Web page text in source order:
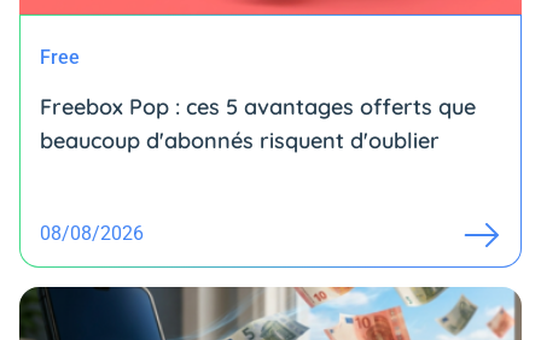
Free
Freebox Pop : ces 5 avantages offerts que
beaucoup d'abonnés risquent d'oublier
08/08/2026